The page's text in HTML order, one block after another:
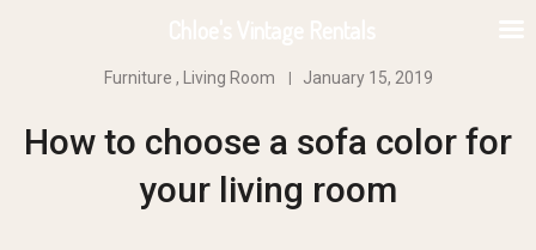
Furniture , Living Room January 15, 2019
How to choose a sofa color for
your living room